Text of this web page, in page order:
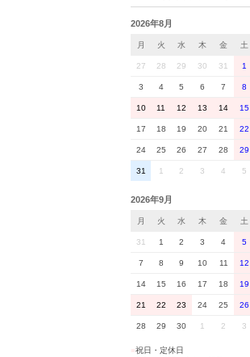
2026年8月
月 火 水 木 金 土
27 28 29 30 31 1
3 4 5 6 7 8
10 11 12 13 14 15
17 18 19 20 21 22
24 25 26 27 28 29
31 1 2 3 4 5
2026年9月
月 火 水 木 金 土
31 1 2 3 4 5
7 8 9 10 11 12
14 15 16 17 18 19
21 22 23 24 25 26
28 29 30 1 2 3
祝日・定休日